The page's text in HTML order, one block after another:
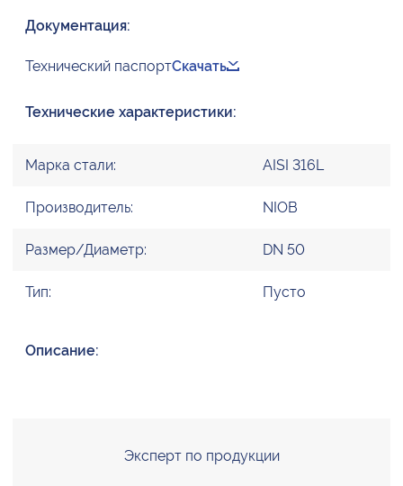
Документация:
Технический паспортСкачать
Технические характеристики:
Марка стали: AISI 316L
Производитель: NIOB
Размер/Диаметр: DN 50
Тип: Пусто
Описание:
Эксперт по продукции